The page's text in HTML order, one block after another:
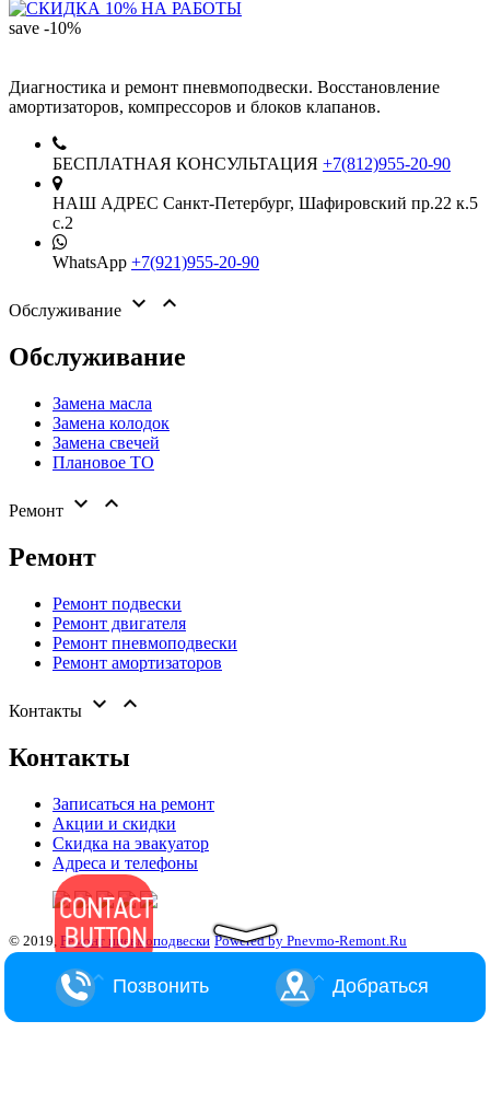
save -10%
Диагностика и ремонт пневмоподвески. Восстановление
амортизаторов, компрессоров и блоков клапанов.
БЕСПЛАТНАЯ КОНСУЛЬТАЦИЯ +7(812)955-20-90
НАШ АДРЕС Санкт-Петербург, Шафировский пр.22 к.5
с.2
WhatsApp +7(921)955-20-90
Обслуживание  
Обслуживание
Замена масла
Замена колодок
Замена свечей
Плановое ТО
Ремонт  
Ремонт
Ремонт подвески
Ремонт двигателя
Ремонт пневмоподвески
Ремонт амортизаторов
Контакты  
Контакты
Записаться на ремонт
Акции и скидки
Скидка на эвакуатор
Адреса и телефоны
© 2019, Ремонт пневмоподвески Powered by Pnevmo-Remont.Ru
Позвонить Добраться